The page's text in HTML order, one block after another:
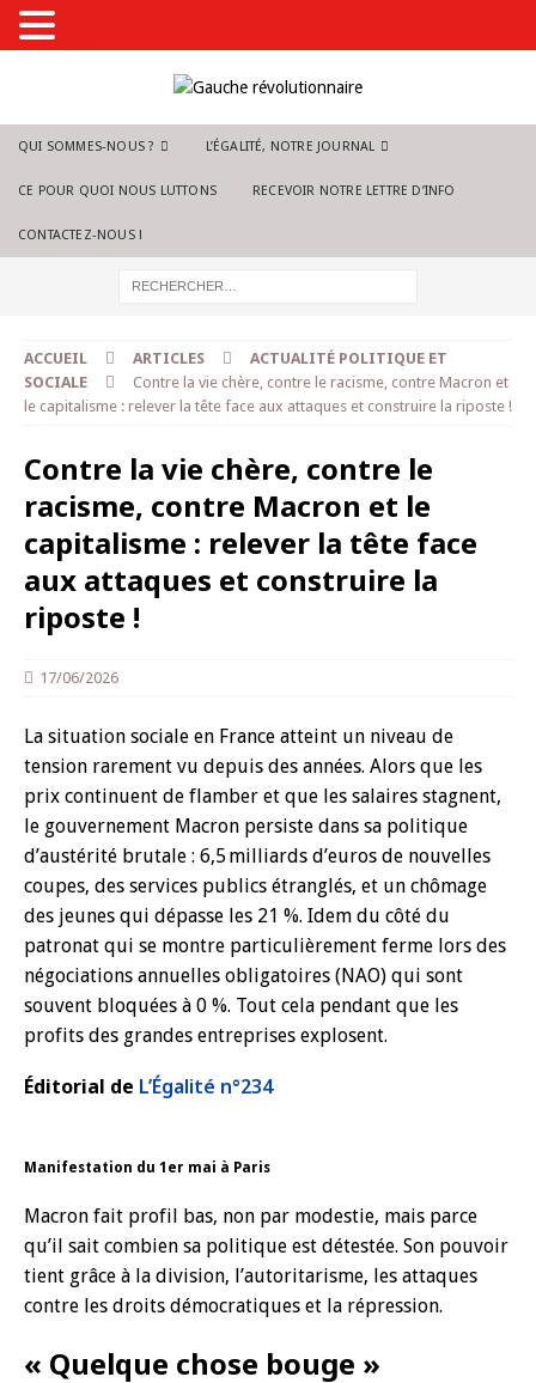
QUI SOMMES-NOUS ? L’ÉGALITÉ, NOTRE JOURNAL
CE POUR QUOI NOUS LUTTONS RECEVOIR NOTRE LETTRE D’INFO
CONTACTEZ-NOUS !
ACCUEIL ARTICLES
ACTUALITÉ POLITIQUE ET
SOCIALE
Contre la vie chère, contre le racisme, contre Macron et
le capitalisme : relever la tête face aux attaques et construire la riposte !
Contre la vie chère, contre le
racisme, contre Macron et le
capitalisme : relever la tête face
aux attaques et construire la
riposte !
17/06/2026
La situation sociale en France atteint un niveau de
tension rarement vu depuis des années. Alors que les
prix continuent de flamber et que les salaires stagnent,
le gouvernement Macron persiste dans sa politique
d’austérité brutale : 6,5 milliards d’euros de nouvelles
coupes, des services publics étranglés, et un chômage
des jeunes qui dépasse les 21 %. Idem du côté du
patronat qui se montre particulièrement ferme lors des
négociations annuelles obligatoires (NAO) qui sont
souvent bloquées à 0 %. Tout cela pendant que les
profits des grandes entreprises explosent.
Éditorial de L’Égalité n°234
Manifestation du 1er mai à Paris
Macron fait profil bas, non par modestie, mais parce
qu’il sait combien sa politique est détestée. Son pouvoir
tient grâce à la division, l’autoritarisme, les attaques
contre les droits démocratiques et la répression.
« Quelque chose bouge »